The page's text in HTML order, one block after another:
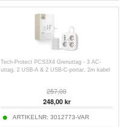
Tech-Protect PCS3X4 Grenuttag - 3 AC-
uttag, 2 USB-A & 2 USB-C-portar, 2m kabel
257,00
248,00kr
ARTIKELNR: 3012773-VAR